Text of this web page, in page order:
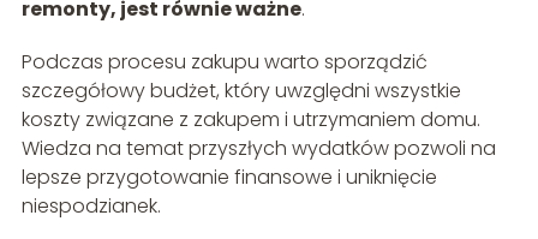
remonty, jest równie ważne.
Podczas procesu zakupu warto sporządzić
szczegółowy budżet, który uwzględni wszystkie
koszty związane z zakupem i utrzymaniem domu.
Wiedza na temat przyszłych wydatków pozwoli na
lepsze przygotowanie finansowe i uniknięcie
niespodzianek.